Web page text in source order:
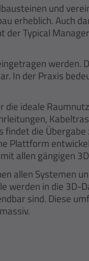
und
erheblich. Auch
Typical
werden.
In der Praxis
ideale
die
Plattform
allen gängigen
allen Systemen
werden in die 3D-
sind. Diese